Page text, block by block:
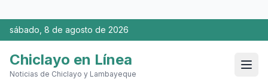
sábado, 8 de agosto de 2026
Chiclayo en Línea
Noticias de Chiclayo y Lambayeque